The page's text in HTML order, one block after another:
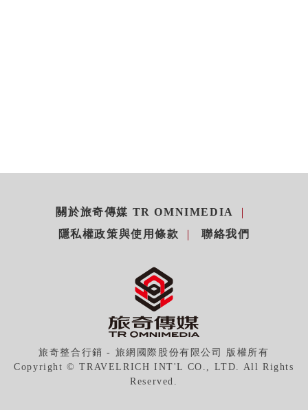
關於旅奇傳媒 TR OMNIMEDIA
隱私權政策與使用條款
聯絡我們
旅奇整合行銷 - 旅網國際股份有限公司 版權所有
Copyright © TRAVELRICH INT'L CO., LTD. All Rights
Reserved.